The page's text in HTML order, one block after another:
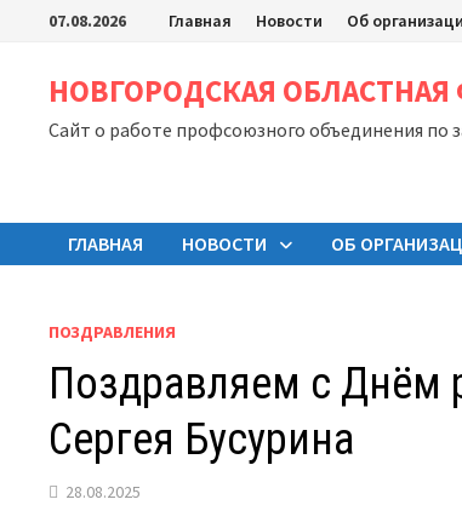
Перейти
содержимому
07.08.2026 Главная Новости Об
НОВГОРОДСКАЯ
Сайт о работе профсоюзного объединения
ГЛАВНАЯ НОВОСТИ ОБ
ПОЗДРАВЛЕНИЯ
Поздравляем с Днём
Сергея Бусурина
28.08.2025